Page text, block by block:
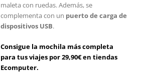
maleta con ruedas. Además, se
complementa con un puerto de carga de
dispositivos USB.
Consigue la mochila más completa
para tus viajes por 29,90€ en tiendas
Ecomputer.